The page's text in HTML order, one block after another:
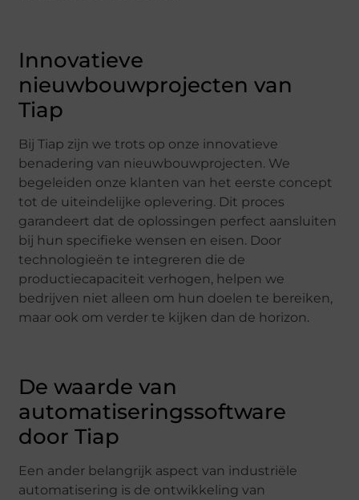
Innovatieve
nieuwbouwprojecten van
Tiap
Bij Tiap zijn we trots op onze innovatieve
benadering van nieuwbouwprojecten. We
begeleiden onze klanten van het eerste concept
tot de uiteindelijke oplevering. Dit proces
garandeert dat de oplossingen perfect aansluiten
bij hun specifieke wensen en eisen. Door
technologieën te integreren die de
productiecapaciteit verhogen, helpen we
bedrijven niet alleen om hun doelen te bereiken,
maar ook om verder te kijken dan de horizon.
De waarde van
automatiseringssoftware
door Tiap
Een ander belangrijk aspect van industriële
automatisering is de ontwikkeling van